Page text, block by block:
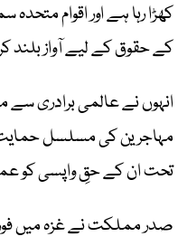
کھڑا رہا ہے اور اقوام
کے حقوق کے لیے آواز بلند
انہوں نے عالمی برادری سے
تحت ان کے حقِ واپسی کو
صدر مملکت نے غزہ میں